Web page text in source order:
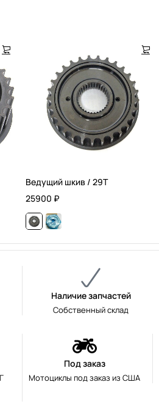
Ведущий шкив / 29T
25900 ₽
Наличие запчастей
Собственный склад
Под заказ
Мотоциклы под заказ из США